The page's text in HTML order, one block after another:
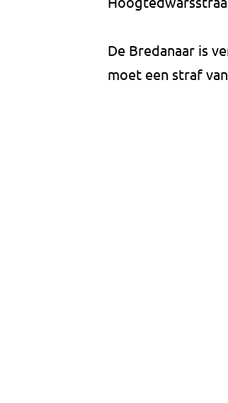
De Bredanaar is
moet een straf